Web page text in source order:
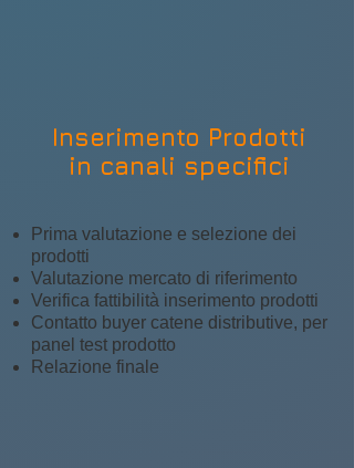
Inserimento Prodotti
in canali specifici
Prima valutazione e selezione dei
prodotti
Valutazione mercato di riferimento
Verifica fattibilità inserimento prodotti
Contatto buyer catene distributive, per
panel test prodotto
Relazione finale